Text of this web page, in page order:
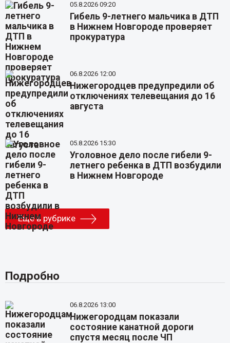
05.8.2026 09:20
Гибель 9-летнего мальчика в ДТП
в Нижнем Новгороде проверяет
прокуратура
06.8.2026 12:00
Нижегородцев предупредили об
отключениях телевещания до 16
августа
05.8.2026 15:30
Уголовное дело после гибели 9-
летнего ребенка в ДТП возбудили
в Нижнем Новгороде
Еще в рубрике
Подробно
06.8.2026 13:00
Нижегородцам показали
состояние канатной дороги
спустя месяц после ЧП